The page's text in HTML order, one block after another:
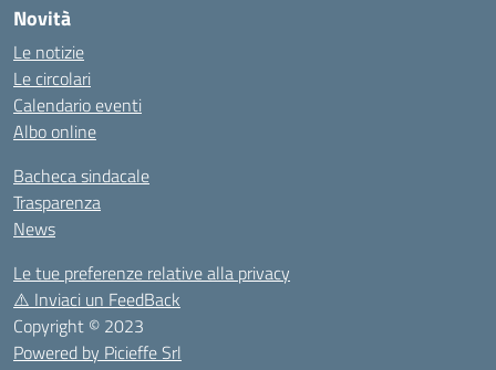
Novità
Le notizie
Le circolari
Calendario eventi
Albo online
Bacheca sindacale
Trasparenza
News
Le tue preferenze relative alla privacy
⚠️ Inviaci un FeedBack
Copyright © 2023
Powered by Picieffe Srl